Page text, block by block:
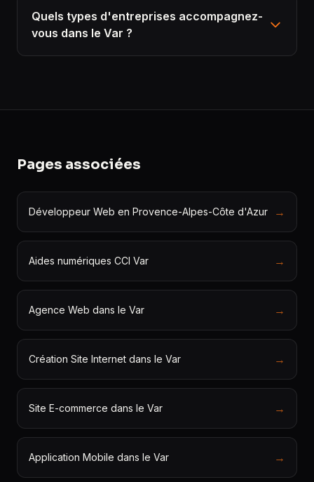
Quels types d'entreprises accompagnez-
vous dans le Var ?
Pages associées
Développeur Web en Provence-Alpes-Côte d'Azur →
Aides numériques CCI Var →
Agence Web dans le Var →
Création Site Internet dans le Var →
Site E-commerce dans le Var →
Application Mobile dans le Var →